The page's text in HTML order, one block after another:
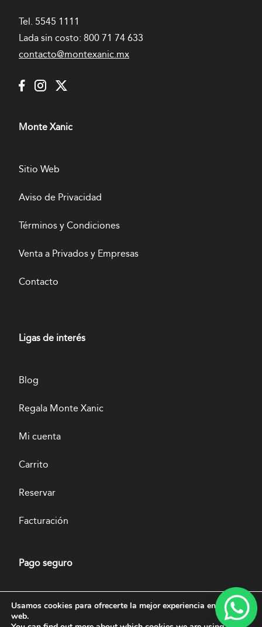
Tel. 5545 1111
Lada sin costo: 800 71 74 633
contacto@montexanic.mx
Monte Xanic
Sitio Web
Aviso de Privacidad
Términos y Condiciones
Venta a Privados y Empresas
Contacto
Ligas de interés
Blog
Regala Monte Xanic
Mi cuenta
Carrito
Reservar
Facturación
Pago seguro
Usamos cookies para ofrecerte la mejor experiencia en nuestra
web.